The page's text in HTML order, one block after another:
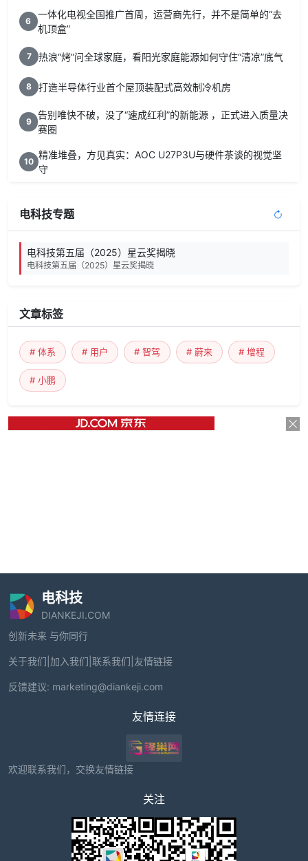
6
一体化电视全国推广首周，运营商先行，并不是简单的“去
机顶盒”
7 热浪“烤”问全球家庭，看阳光家庭能源如何守住“清凉”底气
8 打造半导体行业首个屋顶装配式高效制冷机房
9
告别唯快不破，没了“速成红利”的新能源 ，正式进入质量决
赛圈
10
精准堆叠，方见真实：AOC U27P3U与硬件茶谈的视觉坚
守
电科技专题
电科技第五届（2025）星云奖揭晓
电科技第五届（2025）星云奖揭晓
文章标签
# 体系 # 用户 # 智驾 # 蔚来 # 增程
# 小鹏
电科技
DIANKEJI.COM
创新未来 与你同行
关于我们 加入我们 联系我们 友情链接
反馈建议: marketing@diankeji.com
友情连接
欢迎联系我们，交换友情链接
关注